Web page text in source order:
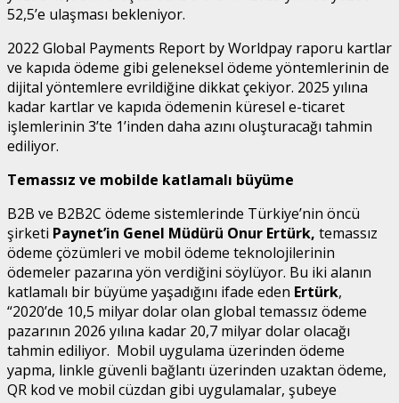
52,5’e ulaşması bekleniyor.
2022 Global Payments Report by Worldpay raporu kartlar
ve kapıda ödeme gibi geleneksel ödeme yöntemlerinin de
dijital yöntemlere evrildiğine dikkat çekiyor. 2025 yılına
kadar kartlar ve kapıda ödemenin küresel e-ticaret
işlemlerinin 3’te 1’inden daha azını oluşturacağı tahmin
ediliyor.
Temassız ve mobilde katlamalı büyüme
B2B ve B2B2C ödeme sistemlerinde Türkiye’nin öncü
şirketi Paynet’in Genel Müdürü Onur Ertürk, temassız
ödeme çözümleri ve mobil ödeme teknolojilerinin
ödemeler pazarına yön verdiğini söylüyor. Bu iki alanın
katlamalı bir büyüme yaşadığını ifade eden Ertürk,
“2020’de 10,5 milyar dolar olan global temassız ödeme
pazarının 2026 yılına kadar 20,7 milyar dolar olacağı
tahmin ediliyor. Mobil uygulama üzerinden ödeme
yapma, linkle güvenli bağlantı üzerinden uzaktan ödeme,
QR kod ve mobil cüzdan gibi uygulamalar, şubeye